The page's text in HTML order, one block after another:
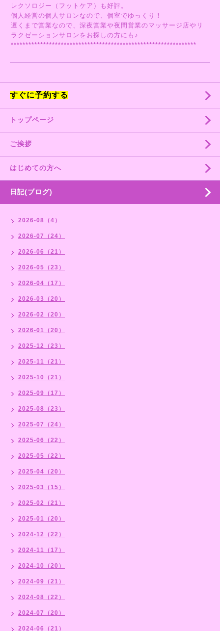
レクソロジー（フットケア）も好評。
個人経営の個人サロンなので、個室でゆっくり！
遅くまで営業なので、深夜営業や夜間営業のマッサージ店やリ
ラクゼーションサロンをお探しの方にも♪
***************************************************************
すぐに予約する
トップページ
ご挨拶
はじめての方へ
日記(ブログ)
2026-08（4）
2026-07（24）
2026-06（21）
2026-05（23）
2026-04（17）
2026-03（20）
2026-02（20）
2026-01（20）
2025-12（23）
2025-11（21）
2025-10（21）
2025-09（17）
2025-08（23）
2025-07（24）
2025-06（22）
2025-05（22）
2025-04（20）
2025-03（15）
2025-02（21）
2025-01（20）
2024-12（22）
2024-11（17）
2024-10（20）
2024-09（21）
2024-08（22）
2024-07（20）
2024-06（21）